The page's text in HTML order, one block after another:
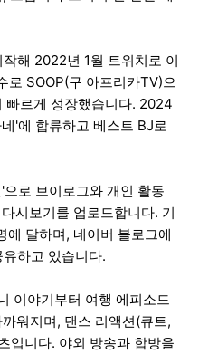
해 2022년 1월 트위치로 이
로 SOOP(구 아프리카TV)으
빠르게 성장했습니다. 2024
'에 합류하고 베스트 BJ로
로 브이로그와 개인 활동
시보기를 업로드합니다. 기
에 달하며, 네이버 블로그에
하고 있습니다.
이야기부터 여행 에피소드
워지며, 댄스 리액션(큐트,
입니다. 야외 방송과 합방을